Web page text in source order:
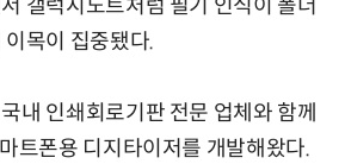
갤럭시노트처럼 필기 인식이 폴더
목이 집중됐다.
내 인쇄회로기판 전문 업체와 함께
트폰용 디지타이저를 개발해왔다.